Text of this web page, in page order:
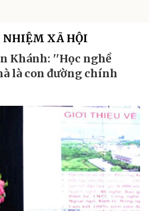
NHIỆM XÃ HỘI
Khánh: ''Học nghề
là con đường chính